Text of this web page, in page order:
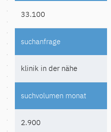
33.100
klinik in der nähe
2.900